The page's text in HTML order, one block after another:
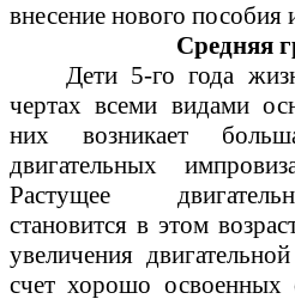
внесение нового пособия
Средняя
Дети 5-го года
чертах всеми видами
них возникает
двигательных
Растущее
становится в этом
увеличения
счет хорошо освоенных